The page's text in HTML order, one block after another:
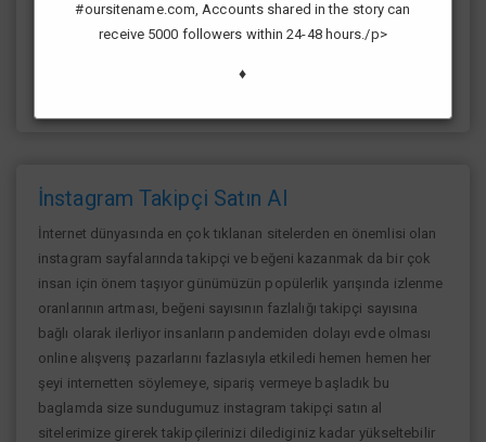
kredilerden her gün yararlanıp sayfanızı yüksek seviyelere
İnstagram Takipçi Satın Al
İnternet dünyasında en çok tıklanan sitelerden en önemlisi olan
instagram sayfalarında takipçi ve beğeni kazanmak da bir çok
insan için önem taşıyor günümüzün popülerlik yarışında izlenme
oranlarının artması, beğeni sayısının fazlalığı takipçi sayısına
bağlı olarak ilerliyor insanların pandemiden dolayı evde olması
online alışverış pazarlarını fazlasıyla etkiledi hemen hemen her
şeyi internetten söylemeye, sipariş vermeye başladık bu
baglamda size sundugumuz instagram takipçi satın al
sitelerimize girerek takipçilerinizi dilediginiz kadar yükseltebilir
#oursitename.com, Accounts shared in the story can
receive 5000 followers within 24-48 hours./p>
♦